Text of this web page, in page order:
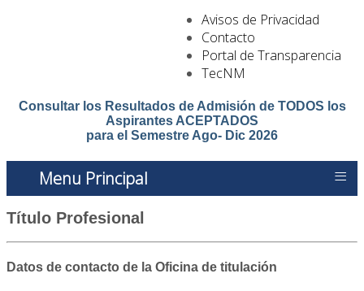
Avisos de Privacidad
Contacto
Portal de Transparencia
TecNM
Consultar los Resultados de Admisión de TODOS los
Aspirantes ACEPTADOS
para el Semestre Ago- Dic 2026
Menu Principal ≡
Título Profesional
Datos de contacto de la Oficina de titulación